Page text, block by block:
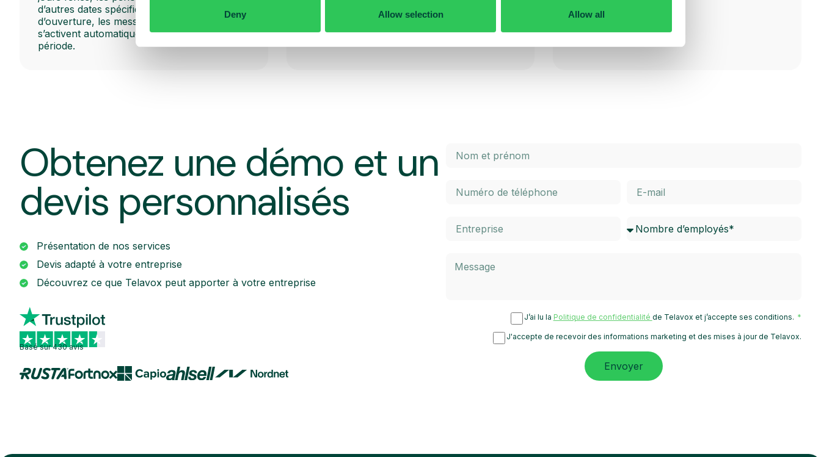
Deny Allow selection Allow all
d’autres dates spécifiques. Les heures
d’ouverture, les messages et les flux d’appels
s’activent automatiquement au début de la
période.
Obtenez une démo et un
devis personnalisés
Présentation de nos services
Devis adapté à votre entreprise
Découvrez ce que Telavox peut apporter à votre entreprise
Basé sur 430 avis
J’ai lu la Politique de confidentialité de Telavox et j’accepte ses conditions.
J'accepte de recevoir des informations marketing et des mises à jour de Telavox.
Envoyer